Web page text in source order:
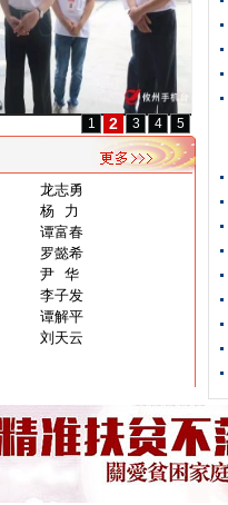
1 2 3 4 5
龙志勇
杨 力
谭富春
罗懿希
尹 华
李子发
谭解平
刘天云